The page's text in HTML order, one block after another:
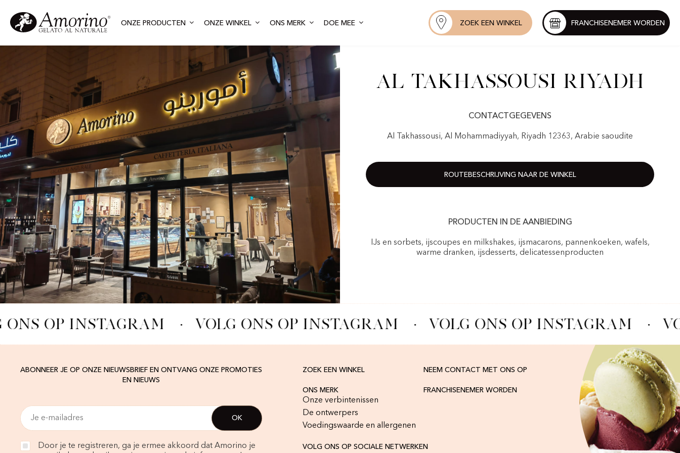
ONZE PRODUCTEN ONZE WINKEL ONS MERK DOE MEE ZOEK EEN WINKEL FRANCHISENEMER WORDEN
Al Takhassousi Riyadh
CONTACTGEGEVENS
Al Takhassousi, Al Mohammadiyyah, Riyadh 12363, Arabie saoudite
ROUTEBESCHRIJVING NAAR DE WINKEL
PRODUCTEN IN DE AANBIEDING
IJs en sorbets, ijscoupes en milkshakes, ijsmacarons, pannenkoeken, wafels,
warme dranken, ijsdesserts, delicatessenproducten
ONS OP INSTAGRAM · VOLG ONS OP INSTAGRAM · VOLG ONS OP INSTAGRAM ·
ABONNEER JE OP ONZE NIEUWSBRIEF EN ONTVANG ONZE PROMOTIES
EN NIEUWS
Door je te registreren, ga je ermee akkoord dat Amorino je
ZOEK EEN WINKEL NEEM CONTACT MET ONS OP
ONS MERK
Onze verbintenissen
De ontwerpers
Voedingswaarde en allergenen
FRANCHISENEMER WORDEN
VOLG ONS OP SOCIALE NETWERKEN